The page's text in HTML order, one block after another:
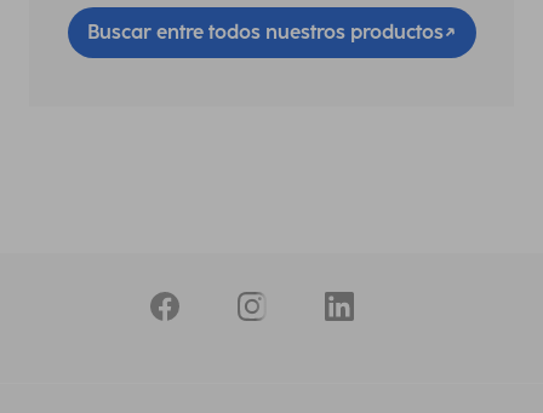
Buscar entre todos nuestros productos